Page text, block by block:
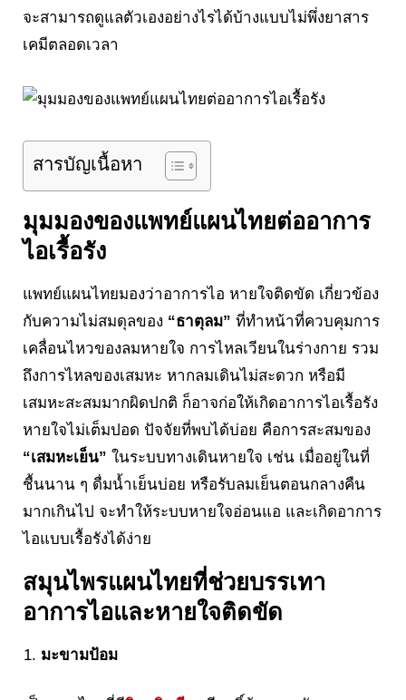
จะสามารถดูแลตัวเองอย่างไรได้บ้างแบบไม่พึ่งยาสาร
เคมีตลอดเวลา
สารบัญเนื้อหา
มุมมองของแพทย์แผนไทยต่ออาการ
ไอเรื้อรัง
แพทย์แผนไทยมองว่าอาการไอ หายใจติดขัด เกี่ยวข้อง
กับความไม่สมดุลของ “ธาตุลม” ที่ทำหน้าที่ควบคุมการ
เคลื่อนไหวของลมหายใจ การไหลเวียนในร่างกาย รวม
ถึงการไหลของเสมหะ หากลมเดินไม่สะดวก หรือมี
เสมหะสะสมมากผิดปกติ ก็อาจก่อให้เกิดอาการไอเรื้อรัง
หายใจไม่เต็มปอด ปัจจัยที่พบได้บ่อย คือการสะสมของ
“เสมหะเย็น” ในระบบทางเดินหายใจ เช่น เมื่ออยู่ในที่
ชื้นนาน ๆ ดื่มน้ำเย็นบ่อย หรือรับลมเย็นตอนกลางคืน
มากเกินไป จะทำให้ระบบหายใจอ่อนแอ และเกิดอาการ
ไอแบบเรื้อรังได้ง่าย
สมุนไพรแผนไทยที่ช่วยบรรเทา
อาการไอและหายใจติดขัด
มะขามป้อม